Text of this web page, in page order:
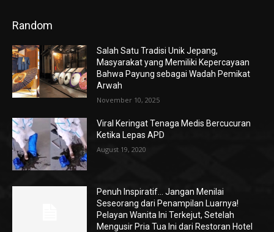
Random
Salah Satu Tradisi Unik Jepang,
Masyarakat yang Memiliki Kepercayaan
Bahwa Payung sebagai Wadah Pemikat
Arwah
November 10, 2025
Viral Keringat Tenaga Medis Bercucuran
Ketika Lepas APD
August 19, 2020
Penuh Inspiratif… Jangan Menilai
Seseorang dari Penampilan Luarnya!
Pelayan Wanita Ini Terkejut, Setelah
Mengusir Pria Tua Ini dari Restoran Hotel